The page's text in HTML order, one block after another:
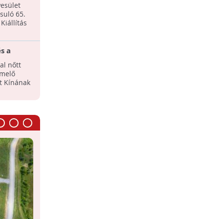
65.
a
nőtt
Kínának